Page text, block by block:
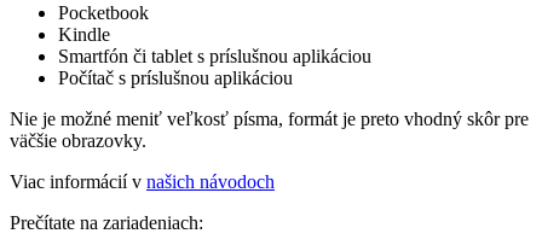
Pocketbook
Kindle
Smartfón či tablet s príslušnou aplikáciou
Počítač s príslušnou aplikáciou
Nie je možné meniť veľkosť písma, formát je preto vhodný skôr pre
väčšie obrazovky.
Viac informácií v našich návodoch
Prečítate na zariadeniach: